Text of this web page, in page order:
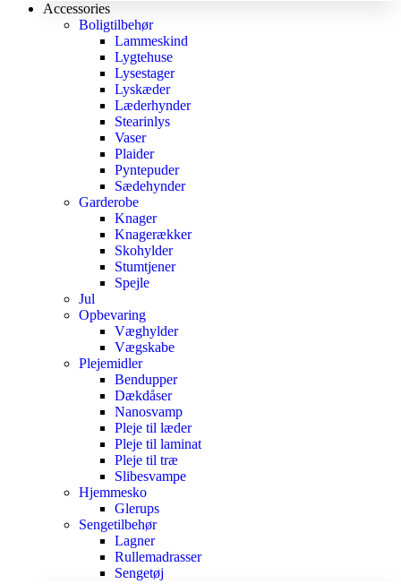
Accessories
Boligtilbehør
Lammeskind
Lygtehuse
Lysestager
Lyskæder
Læderhynder
Stearinlys
Vaser
Plaider
Pyntepuder
Sædehynder
Garderobe
Knager
Knagerækker
Skohylder
Stumtjener
Spejle
Jul
Opbevaring
Væghylder
Vægskabe
Plejemidler
Bendupper
Dækdåser
Nanosvamp
Pleje til læder
Pleje til laminat
Pleje til træ
Slibesvampe
Hjemmesko
Glerups
Sengetilbehør
Lagner
Rullemadrasser
Sengetøj